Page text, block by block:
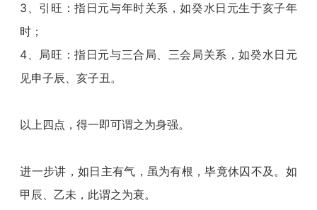
3、引旺：指日元与年时关系，如癸水日元生于亥子年
时；
4、局旺：指日元与三合局、三会局关系，如癸水日元
见申子辰、亥子丑。
以上四点，得一即可谓之为身强。
进一步讲，如日主有气，虽为有根，毕竟休囚不及。如
甲辰、乙未，此谓之为衰。